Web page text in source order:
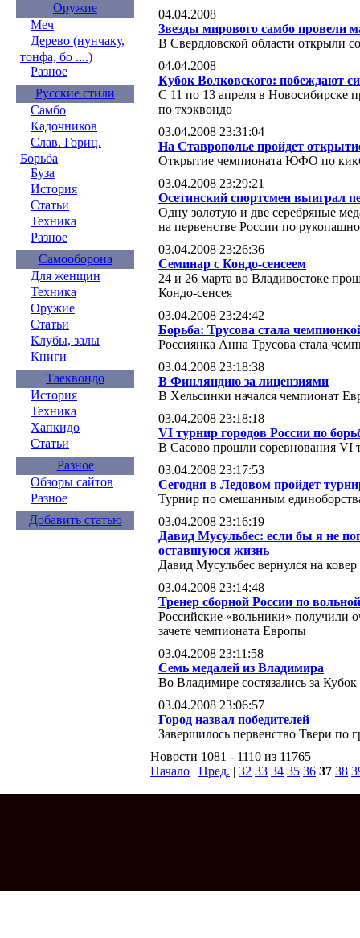
Оружие
Меч
Дерево (нунчаку,
тонфа, бо ....)
Разное
Русские стили
Самбо
Кадочников
Слав. Гориц.
Борьба
Буза
История
Статьи
Техника
Разное
Самооборона
Для женщин
Техника
Оружие
Статьи
Клубы, залы
Книги
Таеквондо
История
Техника
Хапкидо
Статьи
Разное
Обзоры сайтов
Разное
Добавить статью
04.04.2008
Звезды мирового самбо провели
В Свердловской области открыли
04.04.2008
Кубок Волковского: побеждают
С 11 по 13 апреля в Новосибирске
по тхэквондо
03.04.2008 23:31:04
На Ставрополье пройдет
Открытие чемпионата ЮФО по
03.04.2008 23:29:21
Осетинский спортсмен выиграл
Одну золотую и две серебряные
на первенстве России по
03.04.2008 23:26:36
Семинар с Кондо-сенсеем
24 и 26 марта во Владивостоке
Кондо-сенсея
03.04.2008 23:24:42
Борьба: Трусова стала
Россиянка Анна Трусова стала
03.04.2008 23:18:38
В Финляндию за лицензиями
В Хельсинки начался чемпионат
03.04.2008 23:18:18
VI турнир городов России по
В Сасово прошли соревнования VI
03.04.2008 23:17:53
Сегодня в Ледовом пройдет
Турнир по смешанным
03.04.2008 23:16:19
Давид Мусульбес: если бы я не
оставшуюся жизнь
Давид Мусульбес вернулся на ковер
03.04.2008 23:14:48
Тренер сборной России по
Российские «вольники» получили
зачете чемпионата Европы
03.04.2008 23:11:58
Семь медалей из Владимира
Во Владимире состязались за
03.04.2008 23:06:57
Город назвал победителей
Завершилось первенство Твери по
Новости 1081 - 1110 из 11765
Начало | Пред. | 32 33 34 35 36 37 38